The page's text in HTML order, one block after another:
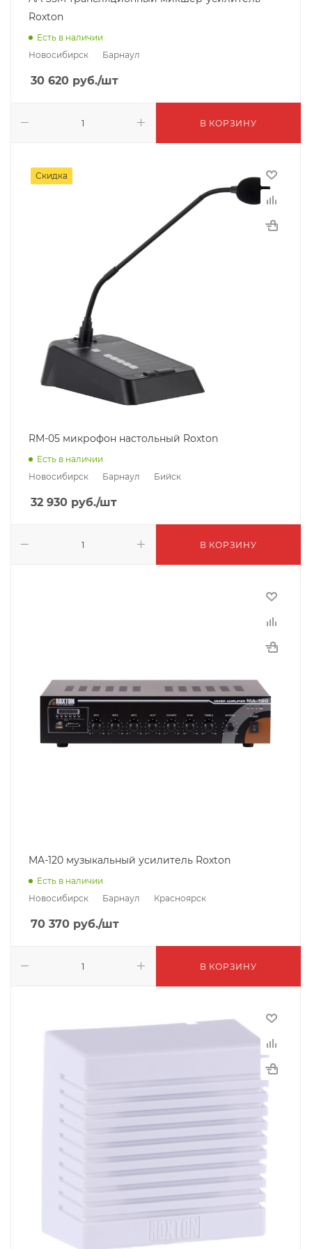
Roxton
Есть в наличии
Новосибирск
Барнаул
30 620 руб./шт
В КОРЗИНУ
Скидка
RM-05 микрофон настольный Roxton
Есть в наличии
Новосибирск
Барнаул Бийск
32 930 руб./шт
В КОРЗИНУ
MA-120 музыкальный усилитель Roxton
Есть в наличии
Новосибирск
Барнаул Красноярск
70 370 руб./шт
В КОРЗИНУ